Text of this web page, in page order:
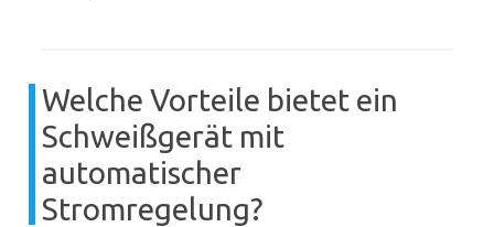
Welche Vorteile bietet ein
Schweißgerät mit
automatischer
Stromregelung?